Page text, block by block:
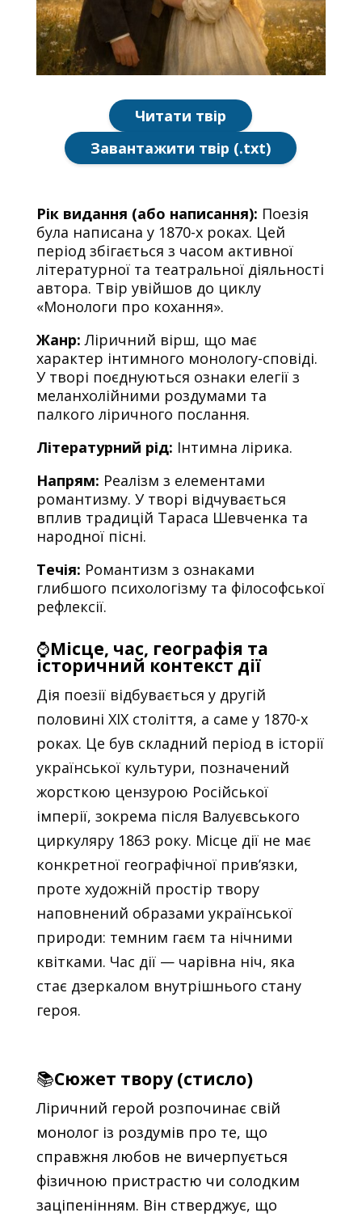
Читати твір
Завантажити твір (.txt)
Рік видання (або написання): Поезія
була написана у 1870-х роках. Цей
період збігається з часом активної
літературної та театральної діяльності
автора. Твір увійшов до циклу
«Монологи про кохання».
Жанр: Ліричний вірш, що має
характер інтимного монологу-сповіді.
У творі поєднуються ознаки елегії з
меланхолійними роздумами та
палкого ліричного послання.
Літературний рід: Інтимна лірика.
Напрям: Реалізм з елементами
романтизму. У творі відчувається
вплив традицій Тараса Шевченка та
народної пісні.
Течія: Романтизм з ознаками
глибшого психологізму та філософської
рефлексії.
⌚Місце, час, географія та
історичний контекст дії
Дія поезії відбувається у другій
половині XIX століття, а саме у 1870-х
роках. Це був складний період в історії
української культури, позначений
жорсткою цензурою Російської
імперії, зокрема після Валуєвського
циркуляру 1863 року. Місце дії не має
конкретної географічної прив’язки,
проте художній простір твору
наповнений образами української
природи: темним гаєм та нічними
квітками. Час дії — чарівна ніч, яка
стає дзеркалом внутрішнього стану
героя.
📚Сюжет твору (стисло)
Ліричний герой розпочинає свій
монолог із роздумів про те, що
справжня любов не вичерпується
фізичною пристрастю чи солодким
заціпенінням. Він стверджує, що